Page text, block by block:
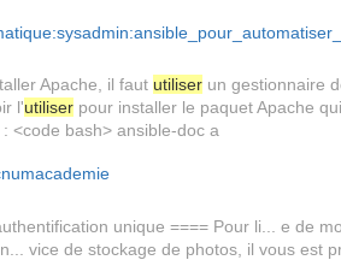
Apache, il faut utiliser un gestionnaire
l'utiliser pour installer le paquet Apache
<code bash> ansible-doc a
unique ==== Pour li... e de
vice de stockage de photos, il vous est